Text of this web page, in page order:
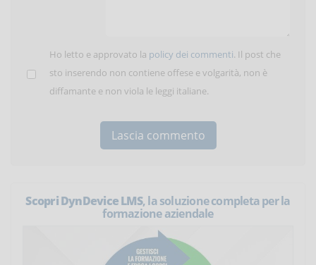
Ho letto e approvato la policy dei commenti. Il post che
sto inserendo non contiene offese e volgarità, non è
diffamante e non viola le leggi italiane.
Scopri DynDevice LMS, la soluzione completa per la
formazione aziendale